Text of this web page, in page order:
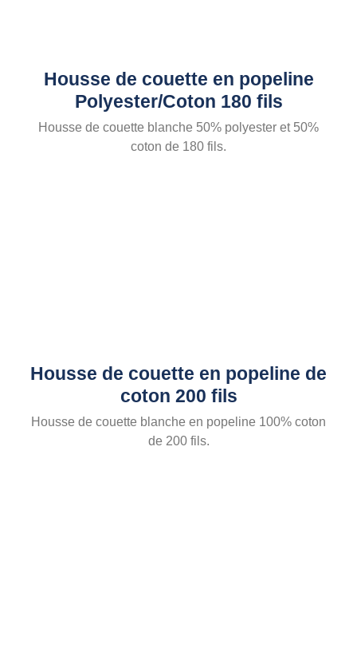
Housse de couette en popeline
Polyester/Coton 180 fils
Housse de couette blanche 50% polyester et 50%
coton de 180 fils.
Housse de couette en popeline de
coton 200 fils
Housse de couette blanche en popeline 100% coton
de 200 fils.